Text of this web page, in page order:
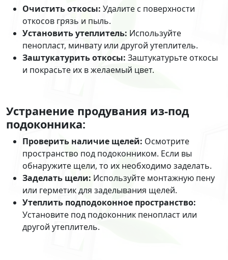
Очистить откосы: Удалите с поверхности
откосов грязь и пыль.
Установить утеплитель: Используйте
пенопласт, минвату или другой утеплитель.
Заштукатурить откосы: Заштукатурьте откосы
и покрасьте их в желаемый цвет.
Устранение продувания из-под
подоконника:
Проверить наличие щелей: Осмотрите
пространство под подоконником. Если вы
обнаружите щели, то их необходимо заделать.
Заделать щели: Используйте монтажную пену
или герметик для заделывания щелей.
Утеплить подподоконное пространство:
Установите под подоконник пенопласт или
другой утеплитель.